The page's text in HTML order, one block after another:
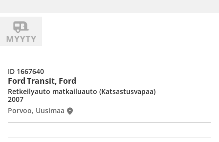
Ford Transit, Ford
Retkeilyauto matkailuauto (Katsastusvapaa)
2007
Porvoo, Uusimaa
ID 1667640